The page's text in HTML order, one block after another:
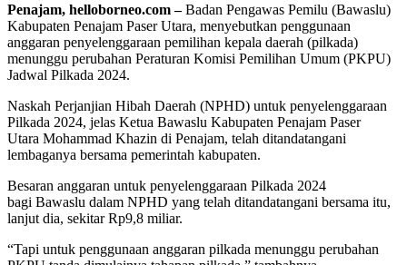
Penajam, helloborneo.com –Badan Pengawas Pemilu (Bawaslu)
Kabupaten Penajam Paser Utara, menyebutkan penggunaan
anggaran penyelenggaraan pemilihan kepala daerah (pilkada)
menunggu perubahan Peraturan Komisi Pemilihan Umum (PKPU)
Jadwal Pilkada 2024.
Naskah Perjanjian Hibah Daerah (NPHD) untuk penyelenggaraan
Pilkada 2024, jelas Ketua Bawaslu Kabupaten Penajam Paser
Utara Mohammad Khazin di Penajam, telah ditandatangani
lembaganya bersama pemerintah kabupaten.
Besaran anggaran untuk penyelenggaraan Pilkada 2024
bagi Bawaslu dalam NPHD yang telah ditandatangani bersama itu,
lanjut dia, sekitar Rp9,8 miliar.
“Tapi untuk penggunaan anggaran pilkada menunggu perubahan